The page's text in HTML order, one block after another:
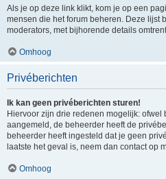
Als je op deze link klikt, kom je op een
mensen die het forum beheren. Deze lijst
moderators, met bijhorende details
Omhoog
Privéberichten
Ik kan geen privéberichten sturen!
Hiervoor zijn drie redenen mogelijk: ofwel
aangemeld, de beheerder heeft de
beheerder heeft ingesteld dat je geen
laatste het geval is, neem dan contact op
Omhoog